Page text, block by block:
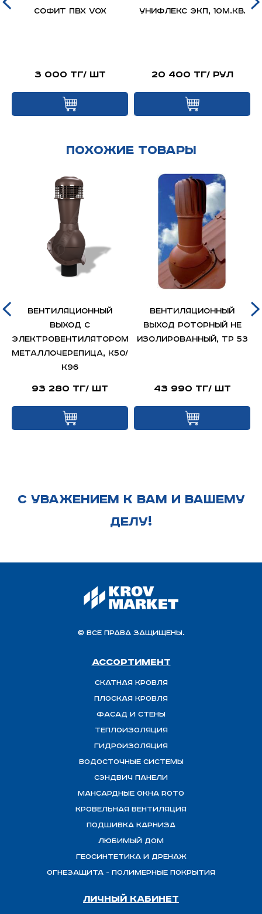
Софит ПВХ VOX
3 000 тг/ шт
Унифлекс ЭКП, 10м.кв.
20 400 тг/ рул
Похожие товары
Вентиляционный
выход с
электровентилятором
металлочерепица, K50/
К96
93 280 тг/ шт
Вентиляционный
выход РОТОРНЫЙ не
изолированный, ТР 53
43 990 тг/ шт
С УВАЖЕНИЕМ К ВАМ И ВАШЕМУ
ДЕЛУ!
© Все права защищены.
Ассортимент
Скатная Кровля
Плоская кровля
Фасад и стены
Теплоизоляция
ГИДРОИЗОЛЯЦИЯ
Водосточные системы
Сэндвич панели
Мансардные окна ROTO
Кровельная вентиляция
Подшивка карниза
Любимый Дом
Геосинтетика и дренаж
ОГНЕЗАЩИТА - полимерные покрытия
Личный кабинет